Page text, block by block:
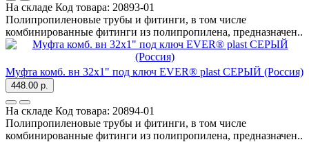
На складе Код товара: 20893-01
Полипропиленовые трубы и фитинги, в том числе
комбинированные фитинги из полипропилена, предназначен..
Муфта комб. вн 32х1" под ключ EVER® plast СЕРЫЙ (Россия)
448.00 р.
На складе Код товара: 20894-01
Полипропиленовые трубы и фитинги, в том числе
комбинированные фитинги из полипропилена, предназначен..